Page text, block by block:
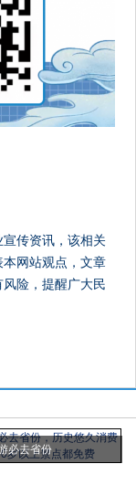
传资讯，该相关
网站观点，文章
险，提醒广大民
必去省份